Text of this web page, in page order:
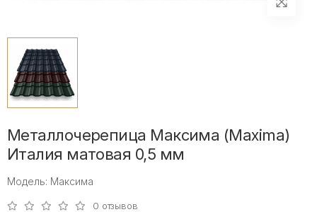
Металлочерепица Максима (Maxima)
Италия матовая 0,5 мм
Модель: Максима
0 отзывов